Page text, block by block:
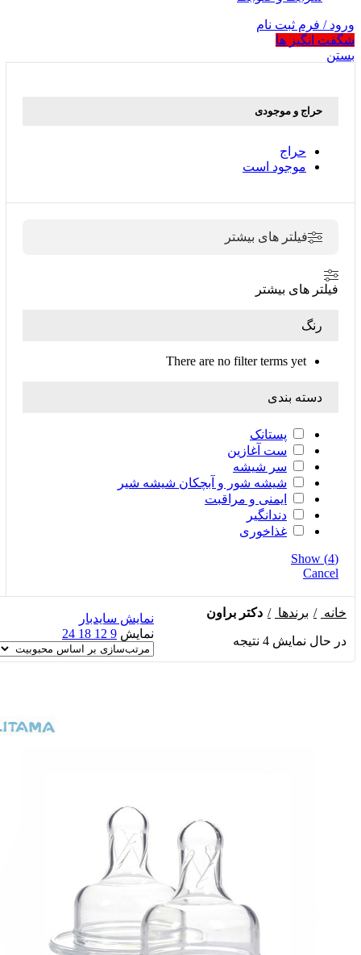
ورود / فرم ثبت نام
شگفت انگیز ها
بستن
حراج و موجودی
حراج
موجود است
فیلتر های بیشتر
فیلتر های بیشتر
رنگ
There are no filter terms yet
دسته بندی
پستانک
ست آغازین
سر شیشه
شیشه ‌شور و آبچکان شیشه‌ شیر
ایمنی و مراقبت
دندانگیر
غذاخوری
Show (4)
Cancel
خانه برندها دکتر براون
در حال نمایش 4 نتیجه
نمایش سایدبار
نمایش 9
12
18
24